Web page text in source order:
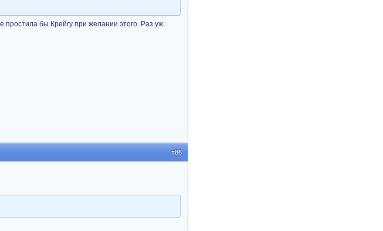
простила бы Крейгу при желании этого..Раз уж
#86